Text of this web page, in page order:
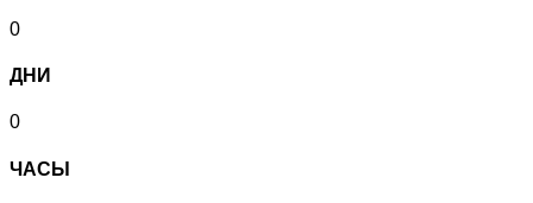
0
ДНИ
0
ЧАСЫ